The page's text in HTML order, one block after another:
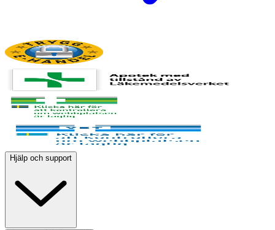
Hjälp och support